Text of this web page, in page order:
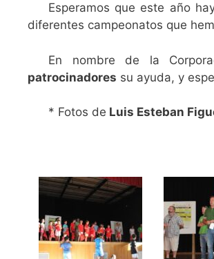
Esperamos que este año
diferentes campeonatos que
En nombre de la
patrocinadores su ayuda, y
* Fotos de Luis Esteban